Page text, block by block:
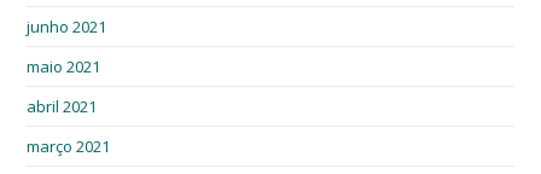
junho 2021
maio 2021
abril 2021
março 2021